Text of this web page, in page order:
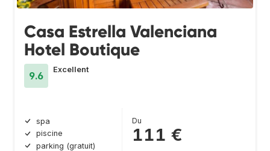
Casa Estrella Valenciana
Hotel Boutique
9.6
Excellent
spa
piscine
parking (gratuit)
Du
111 €